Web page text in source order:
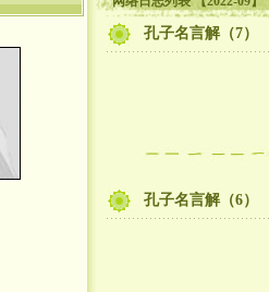
孔子名言解（7）
孔子名言解（6）